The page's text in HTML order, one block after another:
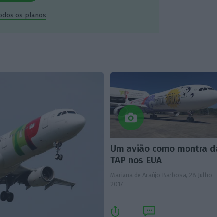
os planos
Um avião como montra
TAP nos EUA
Mariana de Araújo Barbosa, 28 Julho
2017